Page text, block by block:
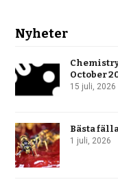
Nyheter
October
15 juli, 2026
Bästa
1 juli, 2026